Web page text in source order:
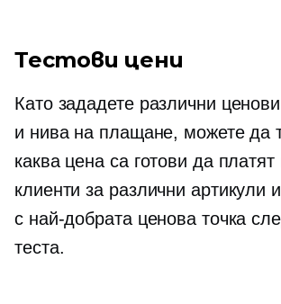
Тестови цени
Като зададете различни
и нива на плащане, можете да
каква цена са готови да
клиенти за различни артикули
с най-добрата ценова точка
теста.